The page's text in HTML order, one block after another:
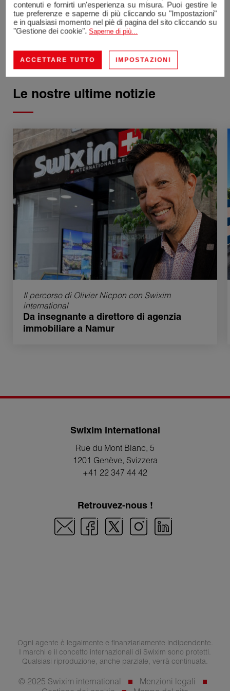
competenze e rafforzare le relazioni professionali
all'interno di Swixim international.
Le nostre ultime notizie
Il percorso di Olivier Nicpon con Swixim
international
Da insegnante a direttore di agenzia
immobiliare a Namur
Swixim international
Rue du Mont Blanc, 5
1201 Genève, Svizzera
+41 22 347 44 42
Retrouvez-nous !
Ogni agente è legalmente e finanziariamente indipendente.
I marchi e il concetto internazionali di Swixim sono protetti.
Qualsiasi riproduzione, anche parziale, verrà continuata.
© 2025 Swixim international
Menzioni legali
contenuti e fornirti un'esperienza su misura. Puoi gestire le
tue preferenze e saperne di più cliccando su "Impostazioni"
e in qualsiasi momento nel piè di pagina del sito cliccando su
"Gestione dei cookie". Saperne di più...
ACCETTARE TUTTO IMPOSTAZIONI